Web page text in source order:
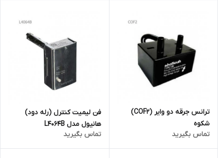
ترانس جرقه دو وایر (COF2)
شکوه
تماس بگیرید
فن لیمیت کنترل (رله دود)
هانیول مدل L4064B
تماس بگیرید